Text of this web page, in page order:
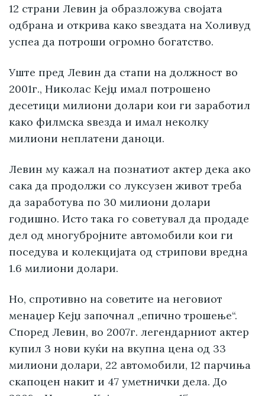
12 страни Левин ја образложува својата
одбрана и открива како ѕвездата на Холивуд
успеа да потроши огромно богатство.
Уште пред Левин да стапи на должност во
2001г., Николас Кејџ имал потрошено
десетици милиони долари кои ги заработил
како филмска ѕвезда и имал неколку
милиони неплатени даноци.
Левин му кажал на познатиот актер дека ако
сака да продолжи со луксузен живот треба
да заработува по 30 милиони долари
годишно. Исто така го советувал да продаде
дел од многубројните автомобили кои ги
поседува и колекцијата од стрипови вредна
1.6 милиони долари.
Но, спротивно на советите на неговиот
менаџер Кејџ започнал „епично трошење“.
Според Левин, во 2007г. легендарниот актер
купил 3 нови куќи на вкупна цена од 33
милиони долари, 22 автомобили, 12 парчиња
скапоцен накит и 47 уметнички дела. До